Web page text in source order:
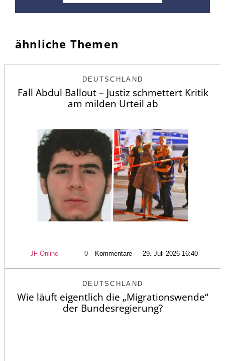
ähnliche Themen
DEUTSCHLAND
Fall Abdul Ballout – Justiz schmettert Kritik
am milden Urteil ab
JF-Online 0 Kommentare — 29. Juli 2026 16:40
DEUTSCHLAND
Wie läuft eigentlich die „Migrationswende“
der Bundesregierung?